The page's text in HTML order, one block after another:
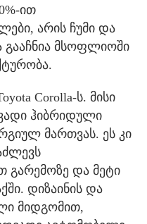
ით
არის ჩუმი და
გააჩნია მსოფლიოში
Corolla-ს. მისი
ჰიბრიდული
მართვას. ეს კი
გარემოზე და მეტი
დიზაინის და
მიდგომით,